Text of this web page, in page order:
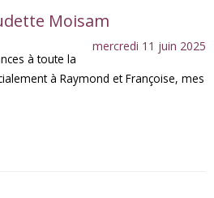
Moisam
mercredi 11 juin 2025
à toute la
à Raymond et Françoise, mes